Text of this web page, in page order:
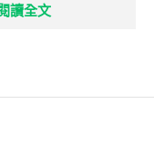
閱讀全文